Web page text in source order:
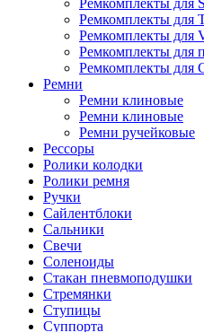
Ремкомплекты для
Ремкомплекты для
Ремкомплекты для
Ремкомплекты для
Ремни
Ремни клиновые
Ремни клиновые
Ремни ручейковые
Рессоры
Ролики колодки
Ролики ремня
Ручки
Сайлентблоки
Сальники
Свечи
Соленоиды
Стакан пневмоподушки
Стремянки
Ступицы
Суппорта